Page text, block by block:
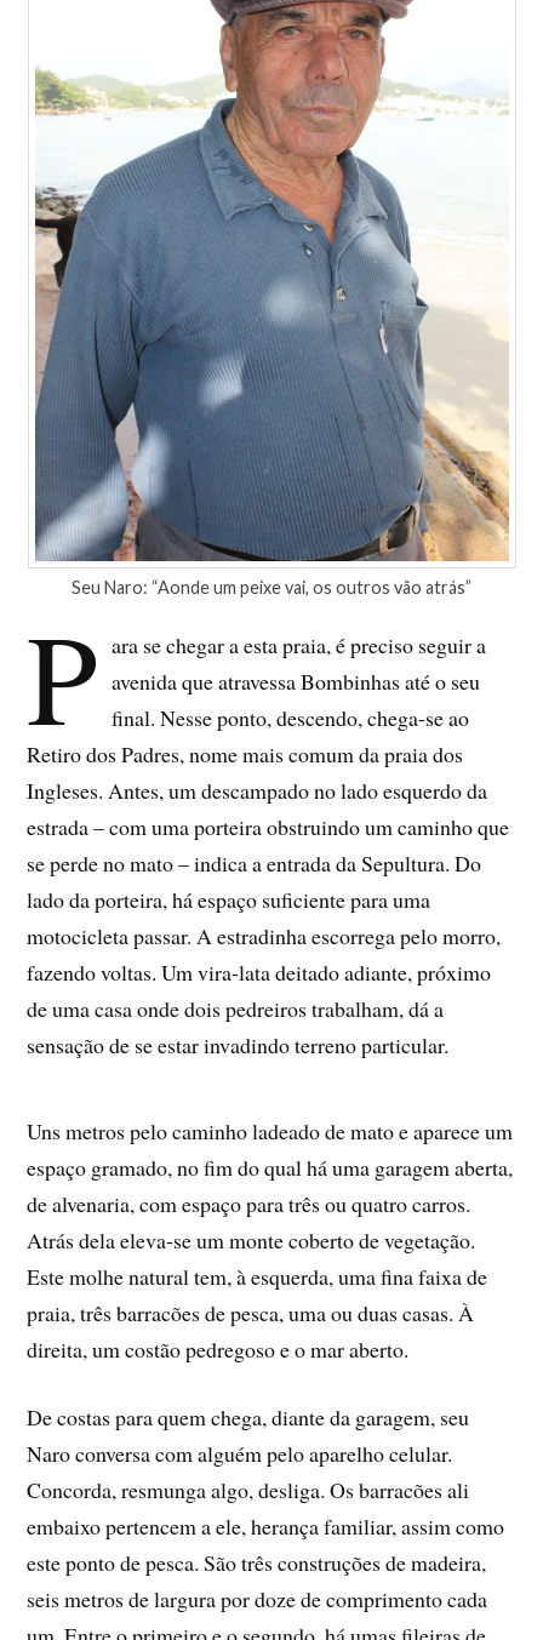
Seu Naro: “Aonde um peixe vai, os outros vão atrás”
P ara se chegar a esta praia, é preciso seguir a
avenida que atravessa Bombinhas até o seu
final. Nesse ponto, descendo, chega-se ao
Retiro dos Padres, nome mais comum da praia dos
Ingleses. Antes, um descampado no lado esquerdo da
estrada – com uma porteira obstruindo um caminho que
se perde no mato – indica a entrada da Sepultura. Do
lado da porteira, há espaço suficiente para uma
motocicleta passar. A estradinha escorrega pelo morro,
fazendo voltas. Um vira-lata deitado adiante, próximo
de uma casa onde dois pedreiros trabalham, dá a
sensação de se estar invadindo terreno particular.
Uns metros pelo caminho ladeado de mato e aparece um
espaço gramado, no fim do qual há uma garagem aberta,
de alvenaria, com espaço para três ou quatro carros.
Atrás dela eleva-se um monte coberto de vegetação.
Este molhe natural tem, à esquerda, uma fina faixa de
praia, três barracões de pesca, uma ou duas casas. À
direita, um costão pedregoso e o mar aberto.
De costas para quem chega, diante da garagem, seu
Naro conversa com alguém pelo aparelho celular.
Concorda, resmunga algo, desliga. Os barracões ali
embaixo pertencem a ele, herança familiar, assim como
este ponto de pesca. São três construções de madeira,
seis metros de largura por doze de comprimento cada